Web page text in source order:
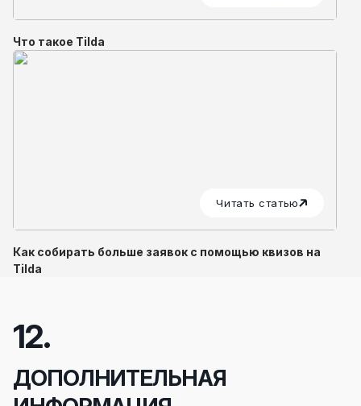
Что такое Tilda
Читать статью
Как собирать больше заявок с помощью квизов на
Tilda
12.
ДОПОЛНИТЕЛЬНАЯ